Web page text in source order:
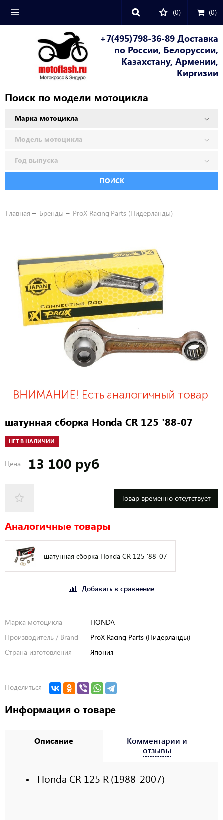
(0) (0)
+7(495)798-36-89 Доставка
по России, Белоруссии,
Казахстану, Армении,
Киргизии
Поиск по модели мотоцикла
ПОИСК
Главная Бренды ProX Racing Parts (Нидерланды)
шатунная сборка Honda CR 125 '88-07
НЕТ В НАЛИЧИИ
Цена 13 100 руб
Товар временно отсутствует
Аналогичные товары
шатунная сборка Honda CR 125 '88-07
Добавить в сравнение
Марка мотоцикла
HONDA
Производитель / Brand
ProX Racing Parts (Нидерланды)
Страна изготовления
Япония
Поделиться
Информация о товаре
Описание
Honda CR 125 R (1988-2007)
Комментарии и
отзывы